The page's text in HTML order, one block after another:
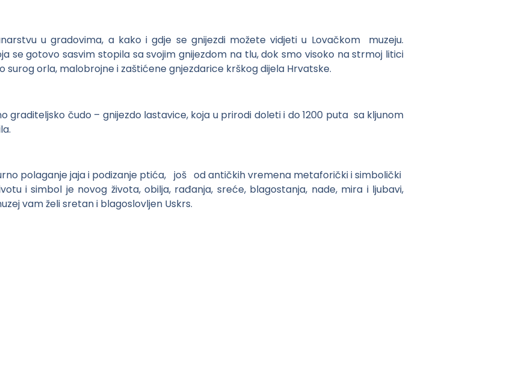
u gradovima, a kako i gdje se gnijezdi možete vidjeti u Lovačkom muzeju.
se gotovo sasvim stopila sa svojim gnijezdom na tlu, dok smo visoko na strmoj litici
surog orla, malobrojne i zaštićene gnjezdarice krškog dijela Hrvatske.
graditeljsko čudo – gnijezdo lastavice, koja u prirodi doleti i do 1200 puta sa kljunom
polaganje jaja i podizanje ptića, još od antičkih vremena metaforički i simbolički
i simbol je novog života, obilja, rađanja, sreće, blagostanja, nade, mira i ljubavi,
vam želi sretan i blagoslovljen Uskrs.